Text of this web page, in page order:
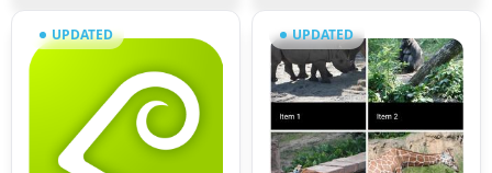
UPDATED UPDATED